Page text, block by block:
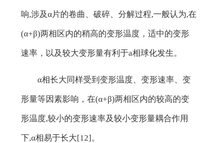
响,涉及α片的卷曲、破碎、分解过程,一般认为,在
(α+β)两相区内的稍高的变形温度，适中的变形
速率，以及较大变形量有利于a相球化发生。
α相长大同样受到变形温度、变形速率、变
形量等因素影响，在(α+β)两相区内的较高的变
形温度,较小的变形速率及较小变形量耦合作用
下,α相易于长大[12]。